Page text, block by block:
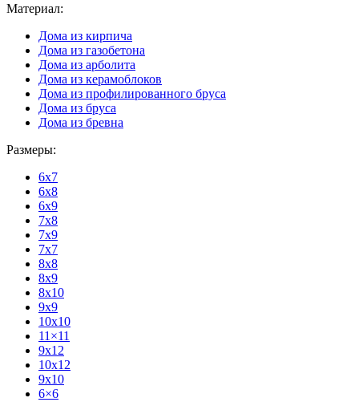
Материал:
Дома из кирпича
Дома из газобетона
Дома из арболита
Дома из керамоблоков
Дома из профилированного бруса
Дома из бруса
Дома из бревна
Размеры:
6x7
6x8
6x9
7x8
7x9
7x7
8x8
8x9
8x10
9x9
10x10
11×11
9x12
10x12
9x10
6×6